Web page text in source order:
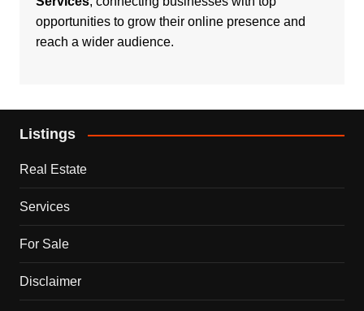
opportunities to grow their online presence and
reach a wider audience.
Listings
Real Estate
Services
For Sale
Disclaimer